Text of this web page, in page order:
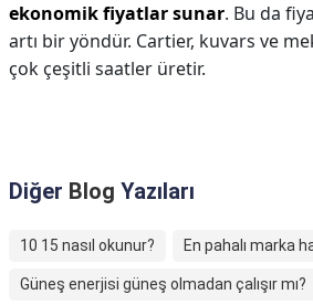
ekonomik fiyatlar sunar. Bu da
artı bir yöndür. Cartier, kuvars ve
çok çeşitli saatler üretir.
Diğer Blog Yazıları
10 15 nasıl okunur? En pahalı marka
Güneş enerjisi güneş olmadan çalışır mı?